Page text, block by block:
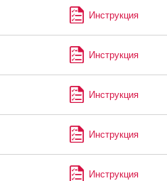
Инструкция
Инструкция
Инструкция
Инструкция
Инструкция